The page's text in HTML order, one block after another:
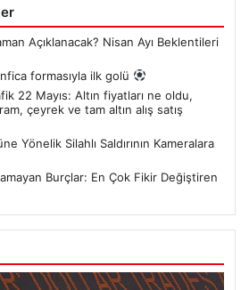
Açıklanacak? Nisan Ayı Beklentileri
formasıyla ilk golü
22 Mayıs: Altın fiyatları ne oldu,
çeyrek ve tam altın alış satış
Yönelik Silahlı Saldırının Kameralara
Burçlar: En Çok Fikir Değiştiren